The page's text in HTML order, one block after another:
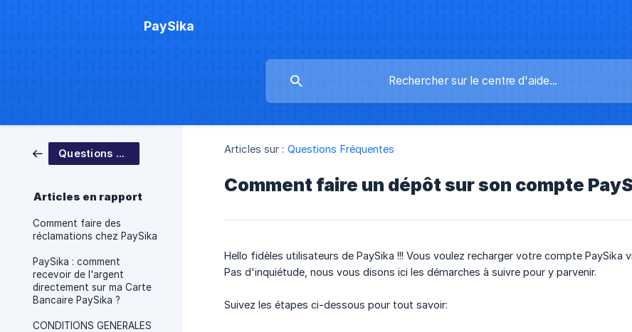
PaySika
Questions Fréquentes
Articles en rapport
Comment faire des
réclamations chez PaySika
PaySika : comment
recevoir de l'argent
directement sur ma Carte
Bancaire PaySika ?
CONDITIONS GENERALES
Articles sur : Questions Fréquentes
Comment faire un dépôt sur son compte
Hello fidèles utilisateurs de PaySika !!! Vous voulez recharger votre compte PaySika
Pas d'inquiétude, nous vous disons ici les démarches à suivre pour y parvenir.
Suivez les étapes ci-dessous pour tout savoir: